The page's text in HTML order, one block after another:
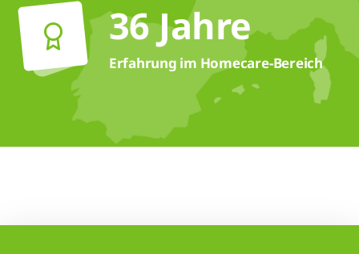
36 Jahre
Erfahrung im Homecare-Bereich